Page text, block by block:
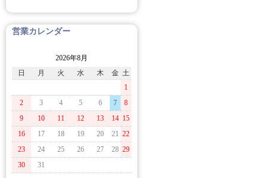
営業カレンダー
2026年8月
日
月 火 水 木 金 土
1
2
3 4 5 6 7
8
9
10 11 12 13 14 15
16
17 18 19 20 21 22
23
24 25 26 27 28 29
30
31